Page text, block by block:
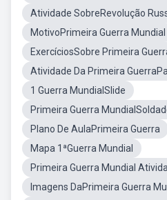
Atividade SobreRevolução
MotivoPrimeira Guerra Mundial
ExercíciosSobre Primeira
Atividade Da Primeira
1 Guerra MundialSlide
Primeira Guerra
Plano De AulaPrimeira Guerra
Mapa 1ªGuerra Mundial
Primeira Guerra Mundial
Imagens DaPrimeira Guerra